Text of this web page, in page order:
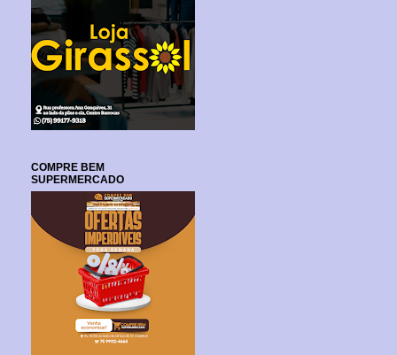
COMPRE BEM
SUPERMERCADO